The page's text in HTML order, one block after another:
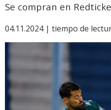
Se compran en
04.11.2024 | tiempo de